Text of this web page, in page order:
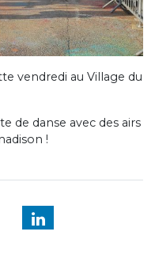
vendredi au Village du
de danse avec des airs
!